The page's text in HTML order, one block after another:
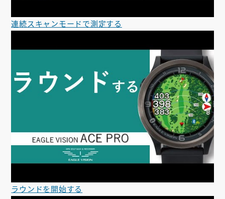
連続スキャンモードで測定する
ラウンドを開始する